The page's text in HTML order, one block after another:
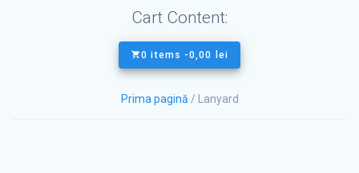
Cart Content:
0 items -0,00 lei
Prima pagină / Lanyard